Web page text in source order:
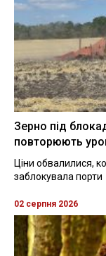
Зерно під
повторюють
Ціни обвалилися,
заблокувала порти
02 серпня 2026